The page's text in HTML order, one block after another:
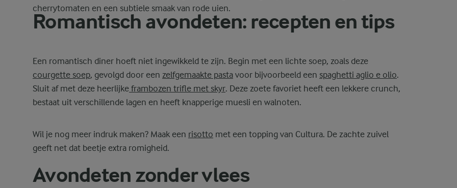
cherrytomaten en een subtiele smaak van rode uien.
Romantisch avondeten: recepten en tips
Een romantisch diner hoeft niet ingewikkeld te zijn. Begin met een lichte soep, zoals deze
courgette soep, gevolgd door een zelfgemaakte pasta voor bijvoorbeeld een spaghetti aglio e olio.
Sluit af met deze heerlijke frambozen trifle met skyr. Deze zoete favoriet heeft een lekkere crunch,
bestaat uit verschillende lagen en heeft knapperige muesli en walnoten.
Wil je nog meer indruk maken? Maak een risotto met een topping van Cultura. De zachte zuivel
geeft net dat beetje extra romigheid.
Avondeten zonder vlees